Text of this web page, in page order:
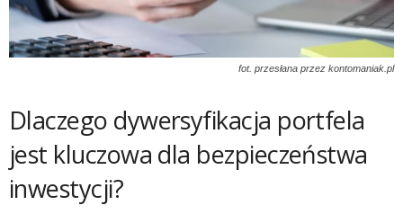
fot. przesłana przez kontomaniak.pl
Dlaczego dywersyfikacja portfela
jest kluczowa dla bezpieczeństwa
inwestycji?